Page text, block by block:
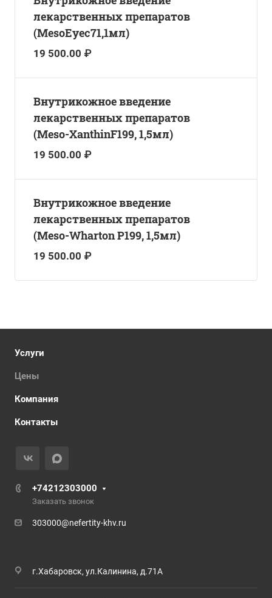
лекарственных препаратов
(MesoEyec71,1мл)
19 500.00 ₽
Внутрикожное введение
лекарственных препаратов
(Meso-XanthinF199, 1,5мл)
19 500.00 ₽
Внутрикожное введение
лекарственных препаратов
(Meso-Wharton P199, 1,5мл)
19 500.00 ₽
Услуги
Цены
Компания
Контакты
+74212303000
Заказать звонок
303000@nefertity-khv.ru
г.Хабаровск, ул.Калинина, д.71А